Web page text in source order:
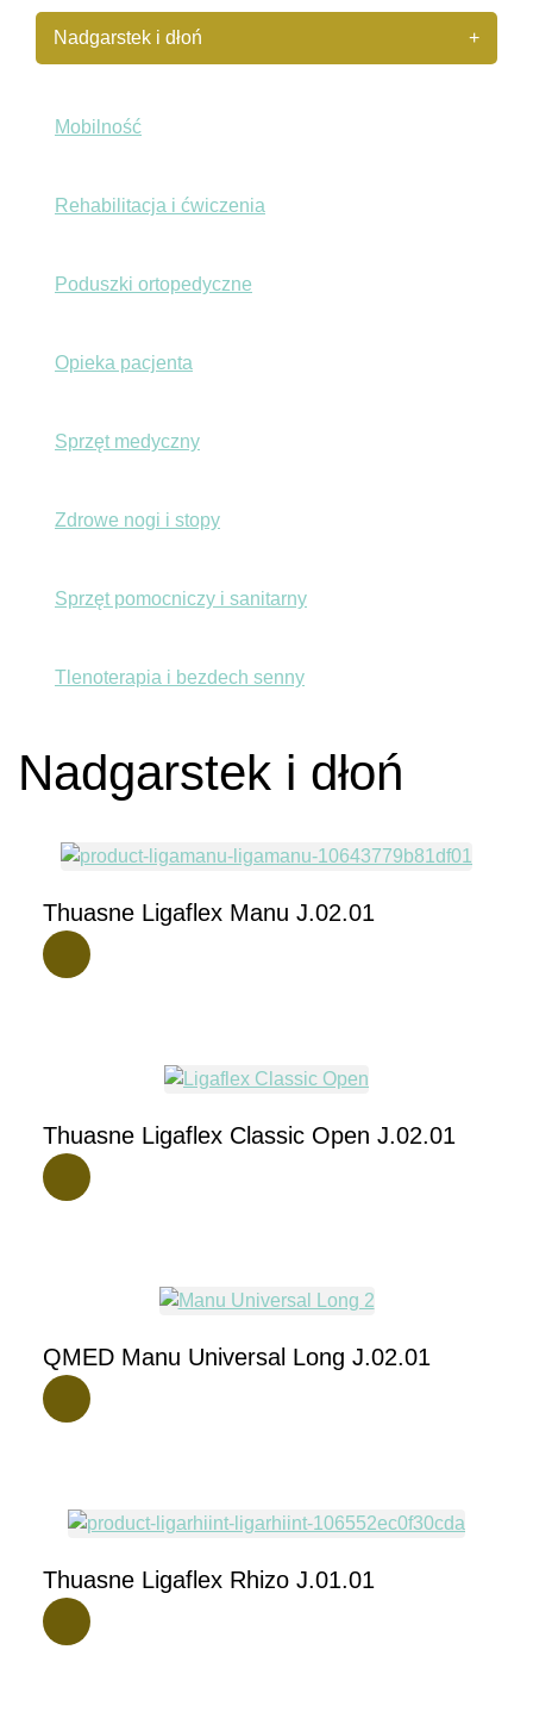
Nadgarstek i dłoń +
Mobilność
Rehabilitacja i ćwiczenia
Poduszki ortopedyczne
Opieka pacjenta
Sprzęt medyczny
Zdrowe nogi i stopy
Sprzęt pomocniczy i sanitarny
Tlenoterapia i bezdech senny
Nadgarstek i dłoń
Thuasne Ligaflex Manu J.02.01
Thuasne Ligaflex Classic Open J.02.01
QMED Manu Universal Long J.02.01
Thuasne Ligaflex Rhizo J.01.01